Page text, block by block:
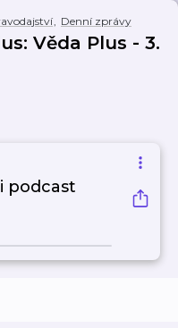
, Denní zprávy
Věda Plus - 3.
podcast